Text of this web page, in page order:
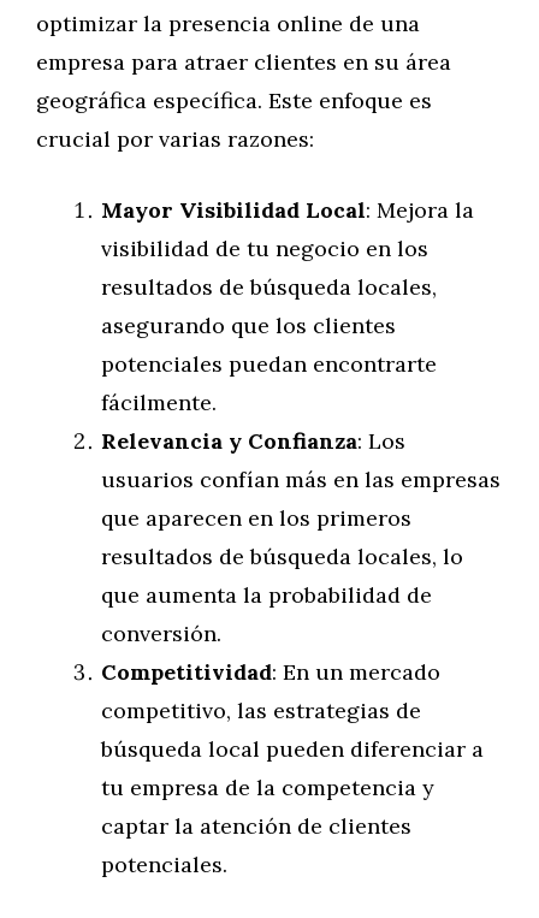
optimizar la presencia online de una
empresa para atraer clientes en su área
geográfica específica. Este enfoque es
crucial por varias razones:
Mayor Visibilidad Local: Mejora la
visibilidad de tu negocio en los
resultados de búsqueda locales,
asegurando que los clientes
potenciales puedan encontrarte
fácilmente.
Relevancia y Confianza: Los
usuarios confían más en las empresas
que aparecen en los primeros
resultados de búsqueda locales, lo
que aumenta la probabilidad de
conversión.
Competitividad: En un mercado
competitivo, las estrategias de
búsqueda local pueden diferenciar a
tu empresa de la competencia y
captar la atención de clientes
potenciales.